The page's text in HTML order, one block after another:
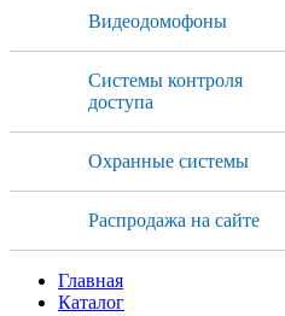
Видеодомофоны
Системы контроля
доступа
Охранные системы
Распродажа на сайте
Главная
Каталог